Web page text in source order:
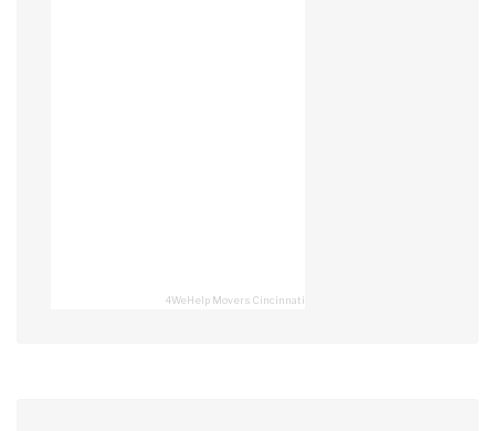
4WeHelp Movers Cincinnati